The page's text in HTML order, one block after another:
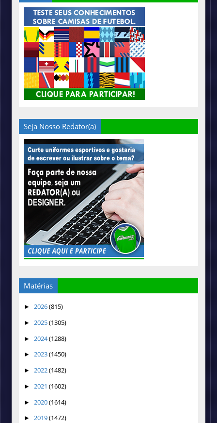
Seja Nosso Redator(a)
Matérias
► 2026(815)
► 2025(1305)
► 2024(1288)
► 2023(1450)
► 2022(1482)
► 2021 (1602)
► 2020(1614)
► 2019(1472)